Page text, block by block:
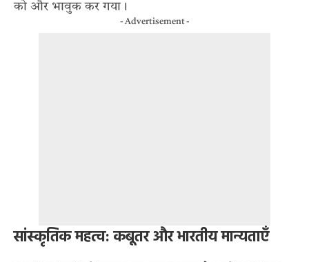
को और भावुक कर गया।
- Advertisement -
सांस्कृतिक महत्व: कबूतर और भारतीय मान्यताएँ